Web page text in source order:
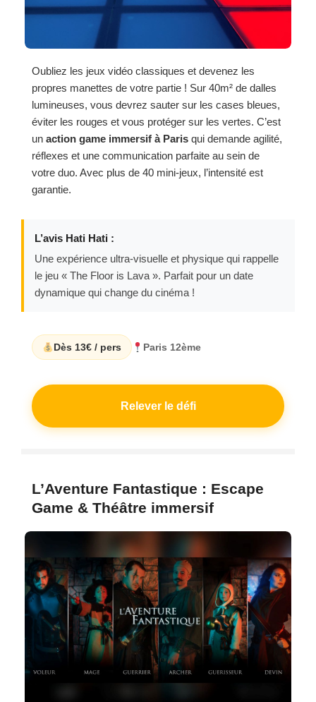
Oubliez les jeux vidéo classiques et devenez les
propres manettes de votre partie ! Sur 40m² de dalles
lumineuses, vous devrez sauter sur les cases bleues,
éviter les rouges et vous protéger sur les vertes. C’est
un action game immersif à Paris qui demande agilité,
réflexes et une communication parfaite au sein de
votre duo. Avec plus de 40 mini-jeux, l’intensité est
garantie.
L’avis Hati Hati :
Une expérience ultra-visuelle et physique qui rappelle
le jeu « The Floor is Lava ». Parfait pour un date
dynamique qui change du cinéma !
Dès 13€ / pers Paris 12ème
Relever le défi
L’Aventure Fantastique : Escape
Game & Théâtre immersif